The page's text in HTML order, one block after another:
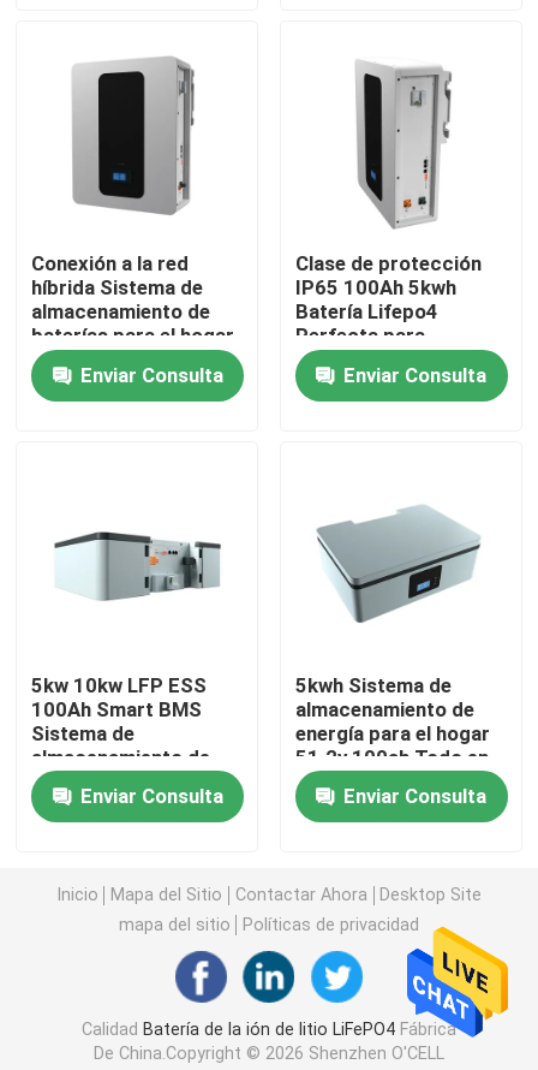
Sobre nosotros
Control de Calidad
Contacto
noticias
Batería de la ión de litio LiFePO4
batería de 12v LiFePO4
Batería casera de la energía
Batería del carro de golf Lifepo4
Batería de rv LiFePo4
Célula del fosfato del litio
pequeña batería del lipo
Conexión a la red
híbrida Sistema de
almacenamiento de
baterías para el hogar
51.2V 100Ah 5kWh
Batería de
almacenamiento ESS
Enviar Consulta
Clase de protección
IP65 100Ah 5kwh
Batería Lifepo4
Perfecta para
almacenamiento de
energía Batería ESS
Enviar Consulta
5kw 10kw LFP ESS
100Ah Smart BMS
Sistema de
almacenamiento de
energía solar
Enviar Consulta
5kwh Sistema de
almacenamiento de
energía para el hogar
51.2v 100ah Todo en
uno ESS Lifepo4
BateríaEnviar Consulta
Inicio Mapa del Sitio Contactar Ahora
Desktop Site
mapa del sitio
Políticas de privacidad
Calidad Batería de la ión de litio LiFePO4Fábrica
De China.Copyright © 2026 Shenzhen O'CELL